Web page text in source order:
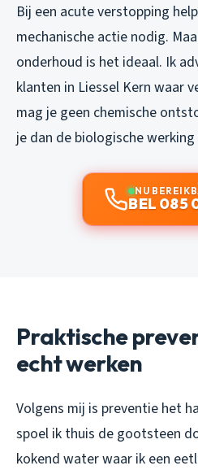
Bij een acute verstopping
mechanische actie nodig.
onderhoud is het ideaal. Ik
klanten in Liessel Kern waar
mag je geen chemische
je dan de biologische
NU
BEL 085
Praktische
echt werken
Volgens mij is preventie het
spoel ik thuis de gootsteen
kokend water waar ik een